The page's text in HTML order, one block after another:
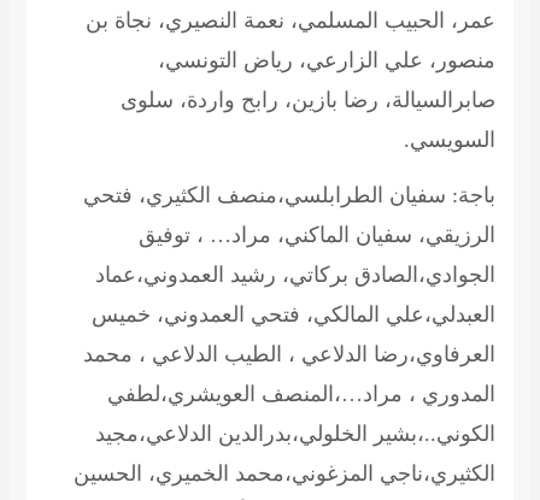
عمر، الحبيب المسلمي، نعمة النصيري، نجاة بن
منصور، علي الزارعي، رياض التونسي،
صابرالسيالة، رضا بازين، رابح واردة، سلوى
السويسي.
باجة: سفيان الطرابلسي،منصف الكثيري، فتحي
الرزيقي، سفيان الماكني، مراد… ، توفيق
الجوادي،الصادق بركاتي، رشيد العمدوني،عماد
العبدلي،علي المالكي، فتحي العمدوني، خميس
العرفاوي،رضا الدلاعي ، الطيب الدلاعي ، محمد
المدوري ، مراد…،المنصف العويشري،لطفي
الكوني..،بشير الخلولي،بدرالدين الدلاعي،مجيد
الكثيري،ناجي المزغوني،محمد الخميري، الحسين